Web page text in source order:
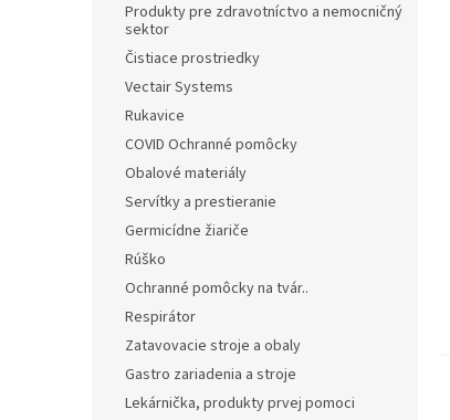
Produkty pre zdravotníctvo a nemocničný
sektor
Čistiace prostriedky
Vectair Systems
Rukavice
COVID Ochranné pomôcky
Obalové materiály
Servítky a prestieranie
Germicídne žiariče
Rúško
Ochranné pomôcky na tvár..
Respirátor
Zatavovacie stroje a obaly
Gastro zariadenia a stroje
Lekárnička, produkty prvej pomoci